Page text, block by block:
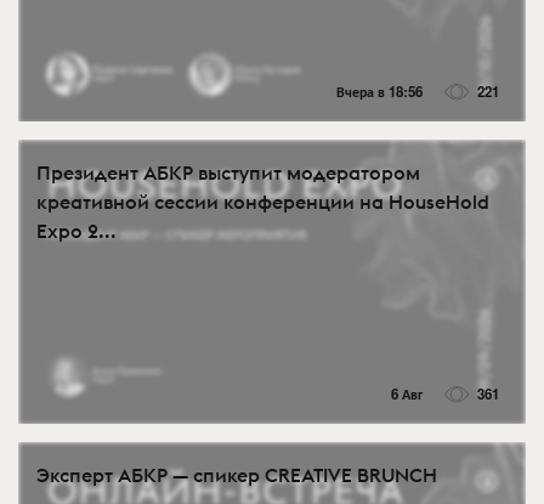
Вчера в 18:56 221
Президент АБКР выступит модератором
креативной сессии конференции на HouseHold
Expo 2...
6 Авг 361
Эксперт АБКР — спикер CREATIVE BRUNCH